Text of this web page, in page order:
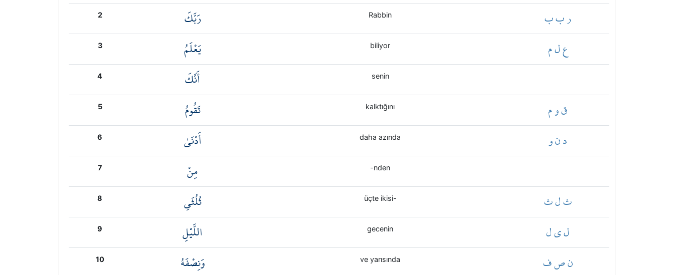
2 رَبَّكَ Rabbin ر ب ب
3 يَعْلَمُ biliyor ع ل م
4 أَنَّكَ senin
5 تَقُومُ kalktığını ق و م
6 أَدْنَىٰ daha azında د ن و
7 مِنْ -nden
8 ثُلُثَيِ üçte ikisi- ث ل ث
9 اللَّيْلِ gecenin ل ي ل
10 وَنِصْفَهُ ve yarısında ن ص ف